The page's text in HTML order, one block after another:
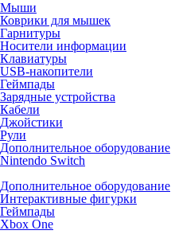
Мыши
Коврики для мышек
Гарнитуры
Носители информации
Клавиатуры
USB-накопители
Геймпады
Зарядные устройства
Кабели
Джойстики
Рули
Дополнительное оборудование
Nintendo Switch
Дополнительное оборудование
Интерактивные фигурки
Геймпады
Xbox One